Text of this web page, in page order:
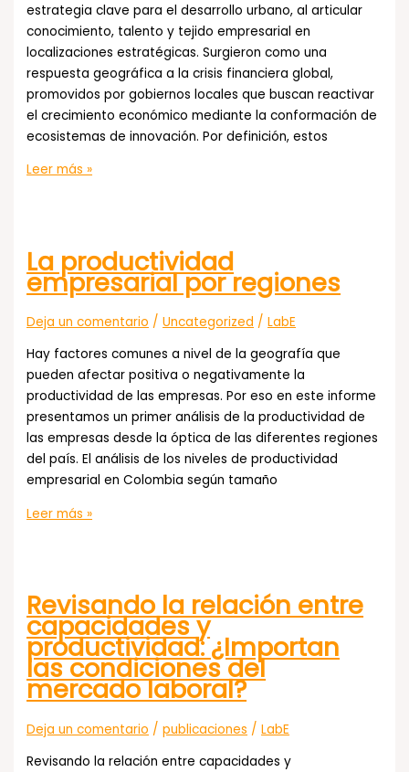
estrategia clave para el desarrollo urbano, al articular
conocimiento, talento y tejido empresarial en
localizaciones estratégicas. Surgieron como una
respuesta geográfica a la crisis financiera global,
promovidos por gobiernos locales que buscan reactivar
el crecimiento económico mediante la conformación de
ecosistemas de innovación. Por definición, estos
Distritos
de
transformación
productiva
y
Leer más »
La productividad
empresarial por regiones
Deja un comentario /Uncategorized /LabE
Hay factores comunes a nivel de la geografía que
pueden afectar positiva o negativamente la
productividad de las empresas. Por eso en este informe
presentamos un primer análisis de la productividad de
las empresas desde la óptica de las diferentes regiones
del país. El análisis de los niveles de productividad
empresarial en Colombia según tamaño
La
regiones
Leer más »
Revisando la relación entre
capacidades y
productividad: ¿Importan
las condiciones del
mercado laboral?
Deja un comentario /publicaciones /LabE
Revisando la relación entre capacidades y